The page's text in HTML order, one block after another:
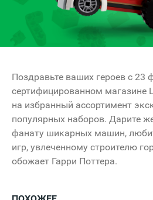
Поздравьте ваших героев с 23
сертифицированном магазине
на избранный ассортимент
популярных наборов. Дарите
фанату шикарных машин,
игр, увлеченному строителю
обожает Гарри Поттера.